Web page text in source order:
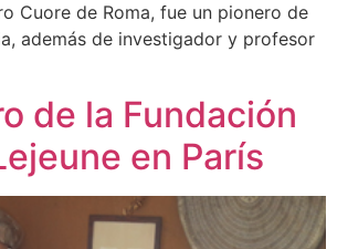
Cuore de Roma, fue un pionero de
además de investigador y profesor
de la Fundación
en París